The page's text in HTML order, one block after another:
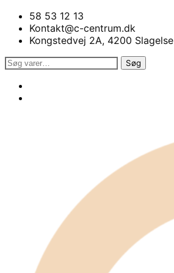
58 53 12 13
Kontakt@c-centrum.dk
Kongstedvej 2A, 4200 Slagelse
Søg
Søg